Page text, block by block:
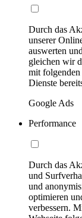
Durch das
unserer
auswerten
gleichen wir
mit folgenden
Dienste
Google Ads
Performance
Durch das
und
und
optimieren
verbessern.